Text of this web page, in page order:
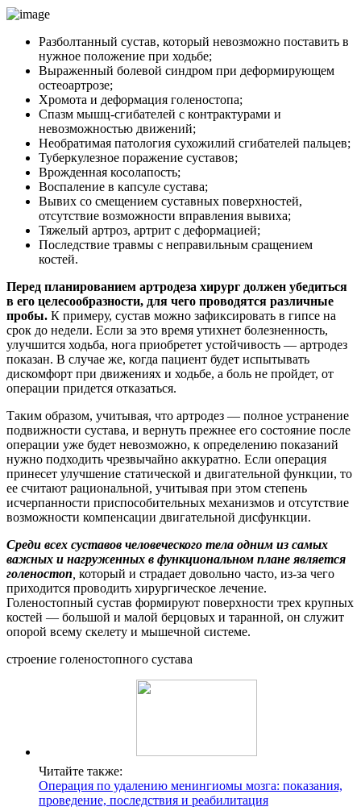
Разболтанный сустав, который невозможно поставить в
нужное положение при ходьбе;
Выраженный болевой синдром при деформирующем
остеоартрозе;
Хромота и деформация голеностопа;
Спазм мышц-сгибателей с контрактурами и
невозможностью движений;
Необратимая патология сухожилий сгибателей пальцев;
Туберкулезное поражение суставов;
Врожденная косолапость;
Воспаление в капсуле сустава;
Вывих со смещением суставных поверхностей,
отсутствие возможности вправления вывиха;
Тяжелый артроз, артрит с деформацией;
Последствие травмы с неправильным сращением
костей.
Перед планированием артродеза хирург должен убедиться
в его целесообразности, для чего проводятся различные
пробы. К примеру, сустав можно зафиксировать в гипсе на
срок до недели. Если за это время утихнет болезненность,
улучшится ходьба, нога приобретет устойчивость — артродез
показан. В случае же, когда пациент будет испытывать
дискомфорт при движениях и ходьбе, а боль не пройдет, от
операции придется отказаться.
Таким образом, учитывая, что артродез — полное устранение
подвижности сустава, и вернуть прежнее его состояние после
операции уже будет невозможно, к определению показаний
нужно подходить чрезвычайно аккуратно. Если операция
принесет улучшение статической и двигательной функции, то
ее считают рациональной, учитывая при этом степень
исчерпанности приспособительных механизмов и отсутствие
возможности компенсации двигательной дисфункции.
Среди всех суставов человеческого тела одним из самых
важных и нагруженных в функциональном плане является
голеностоп который и страдает довольно часто, из-за чего
приходится проводить хирургическое лечение.
Голеностопный сустав формируют поверхности трех крупных
костей — большой и малой берцовых и таранной, он служит
опорой всему скелету и мышечной системе.
строение голеностопного сустава
Читайте также:
Операция по удалению менингиомы мозга: показания,
проведение, последствия и реабилитация